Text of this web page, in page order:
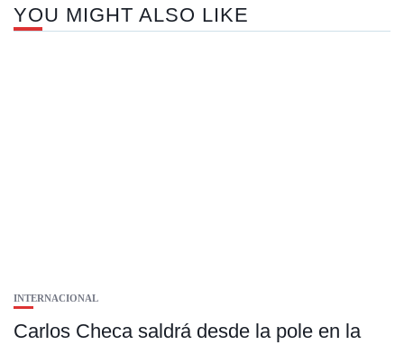
YOU MIGHT ALSO LIKE
INTERNACIONAL
Carlos Checa saldrá desde la pole en la